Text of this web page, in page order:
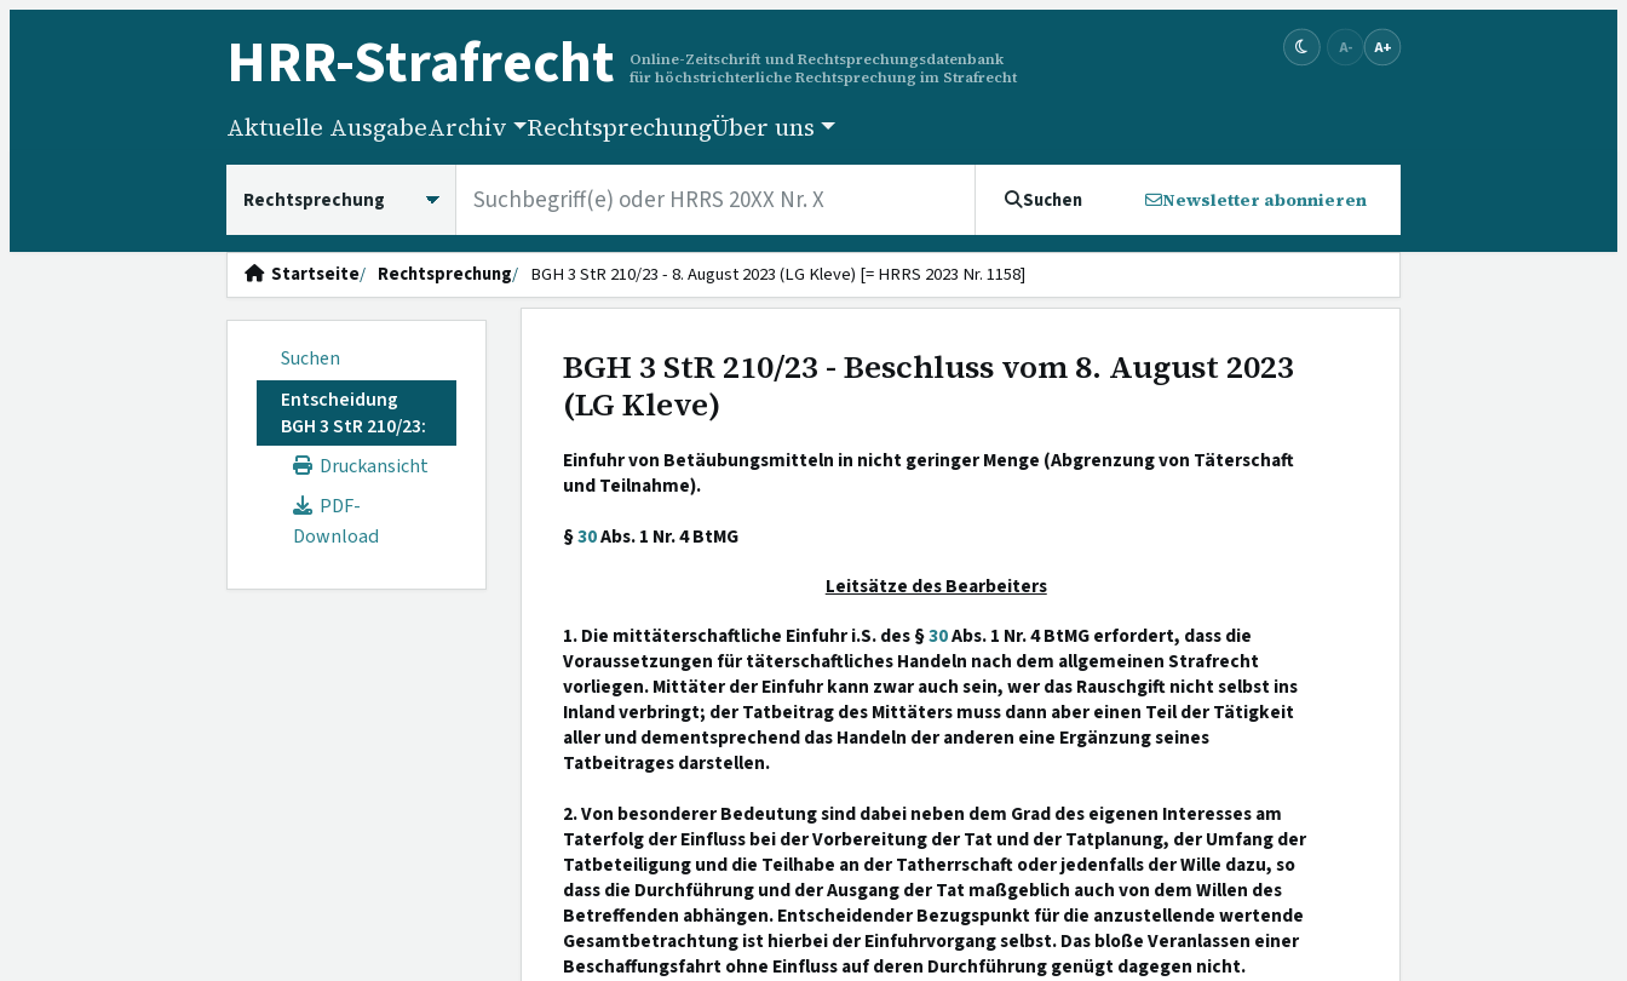
HRR-Strafrecht
Online-Zeitschrift und Rechtsprechungsdatenbank
für höchstrichterliche Rechtsprechung im Strafrecht
A- A+
Aktuelle AusgabeArchiv RechtsprechungÜber uns
Suchen Newsletter abonnieren
Startseite Rechtsprechung BGH 3 StR 210/23 - 8. August 2023 (LG Kleve) [= HRRS 2023 Nr. 1158]
Suchen
Entscheidung
BGH 3 StR 210/23:
Druckansicht
PDF-
Download
BGH 3 StR 210/23 - Beschluss vom 8. August 2023
(LG Kleve)
Einfuhr von Betäubungsmitteln in nicht geringer Menge (Abgrenzung von Täterschaft
und Teilnahme).
§30Abs. 1 Nr. 4 BtMG
Leitsätze des Bearbeiters
1. Die mittäterschaftliche Einfuhr i.S. des §30Abs. 1 Nr. 4 BtMG erfordert, dass die
Voraussetzungen für täterschaftliches Handeln nach dem allgemeinen Strafrecht
vorliegen. Mittäter der Einfuhr kann zwar auch sein, wer das Rauschgift nicht selbst ins
Inland verbringt; der Tatbeitrag des Mittäters muss dann aber einen Teil der Tätigkeit
aller und dementsprechend das Handeln der anderen eine Ergänzung seines
Tatbeitrages darstellen.
2. Von besonderer Bedeutung sind dabei neben dem Grad des eigenen Interesses am
Taterfolg der Einfluss bei der Vorbereitung der Tat und der Tatplanung, der Umfang der
Tatbeteiligung und die Teilhabe an der Tatherrschaft oder jedenfalls der Wille dazu, so
dass die Durchführung und der Ausgang der Tat maßgeblich auch von dem Willen des
Betreffenden abhängen. Entscheidender Bezugspunkt für die anzustellende wertende
Gesamtbetrachtung ist hierbei der Einfuhrvorgang selbst. Das bloße Veranlassen einer
Beschaffungsfahrt ohne Einfluss auf deren Durchführung genügt dagegen nicht.